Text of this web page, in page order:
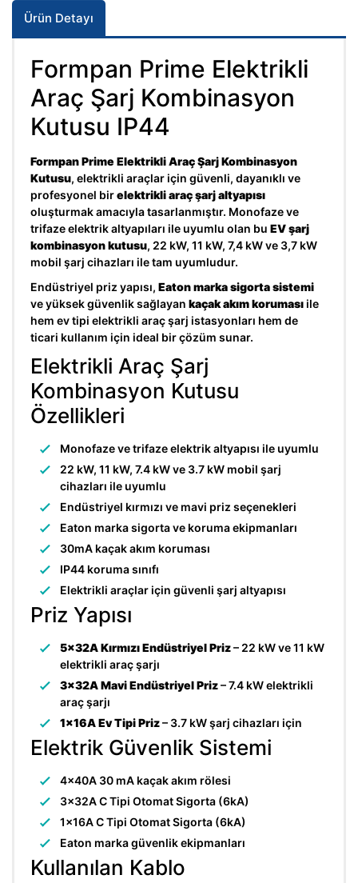
Ürün Detayı
Formpan Prime Elektrikli
Araç Şarj Kombinasyon
Kutusu IP44
Formpan Prime Elektrikli Araç Şarj Kombinasyon
Kutusu, elektrikli araçlar için güvenli, dayanıklı ve
profesyonel birelektrikli araç şarj altyapısı
oluşturmak amacıyla tasarlanmıştır. Monofaze ve
trifaze elektrik altyapıları ile uyumlu olan bu EV şarj
kombinasyon kutusu, 22 kW, 11 kW, 7,4 kW ve 3,7 kW
mobil şarj cihazları ile tam uyumludur.
Endüstriyel priz yapısı, Eaton marka sigorta sistemi
ve yüksek güvenlik sağlayan kaçak akım korumasıile
hem ev tipi elektrikli araç şarj istasyonları hem de
ticari kullanım için ideal bir çözüm sunar.
Elektrikli Araç Şarj
Kombinasyon Kutusu
Özellikleri
Monofaze ve trifaze elektrik altyapısı ile uyumlu
22 kW, 11 kW, 7.4 kW ve 3.7 kW mobil şarj
cihazları ile uyumlu
Endüstriyel kırmızı ve mavi priz seçenekleri
Eaton marka sigorta ve koruma ekipmanları
30mA kaçak akım koruması
IP44 koruma sınıfı
Elektrikli araçlar için güvenli şarj altyapısı
Priz Yapısı
5x32A Kırmızı Endüstriyel Priz– 22 kW ve 11 kW
elektrikli araç şarjı
3x32A Mavi Endüstriyel Priz– 7.4 kW elektrikli
araç şarjı
1x16A Ev Tipi Priz– 3.7 kW şarj cihazları için
Elektrik Güvenlik Sistemi
4x40A 30 mA kaçak akım rölesi
3x32A C Tipi Otomat Sigorta (6kA)
1x16A C Tipi Otomat Sigorta (6kA)
Eaton marka güvenlik ekipmanları
Kullanılan Kablo